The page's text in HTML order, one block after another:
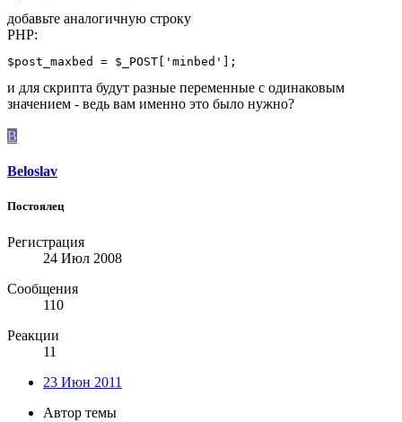
добавьте аналогичную строку
PHP:
$post_maxbed = $_POST['minbed'];
и для скрипта будут разные переменные с одинаковым
значением - ведь вам именно это было нужно?
B
Beloslav
Постоялец
Регистрация
24 Июл 2008
Сообщения
110
Реакции
11
23 Июн 2011
Автор темы